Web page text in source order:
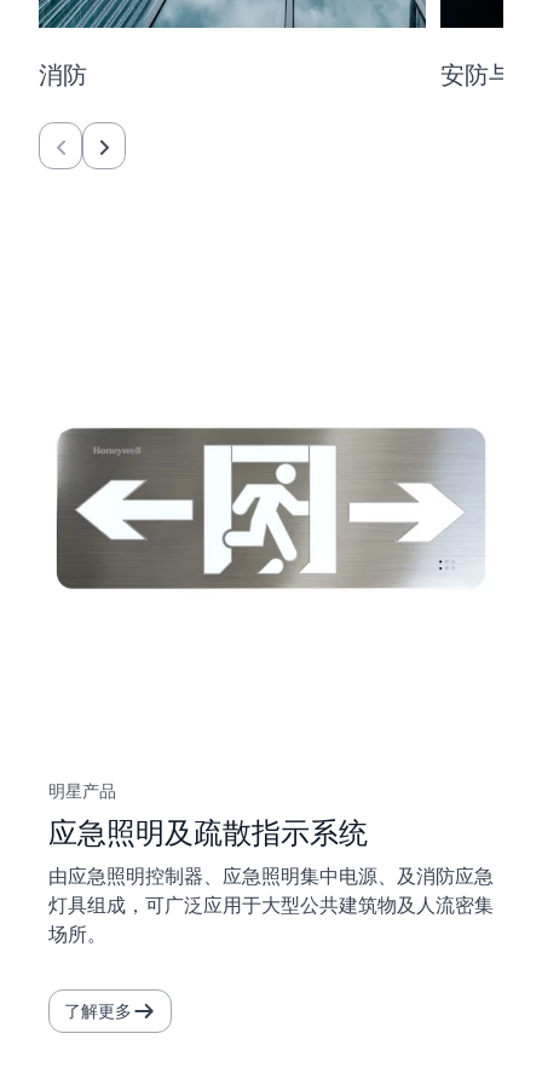
消防 安防与
明星产品
应急照明及疏散指示系统
由应急照明控制器、应急照明集中电源、及消防应急
灯具组成，可广泛应用于大型公共建筑物及人流密集
场所。
了解更多